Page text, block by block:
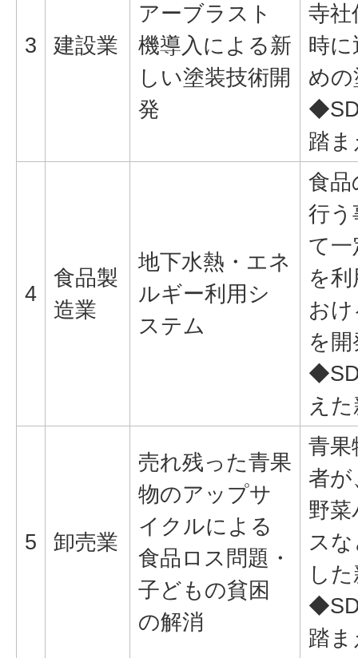
3 建設業
アーブラスト
機導入による新
しい塗装技術開
発
寺社
時
め
踏
4
食品製
造業
地下水熱・エネ
ルギー利用シ
ステム
食品
行う
て
を
お
を
え
5 卸売業
売れ残った青果
物のアップサ
イクルによる
食品ロス問題・
子どもの貧困
の解消
青果
者が
野
ス
し
踏